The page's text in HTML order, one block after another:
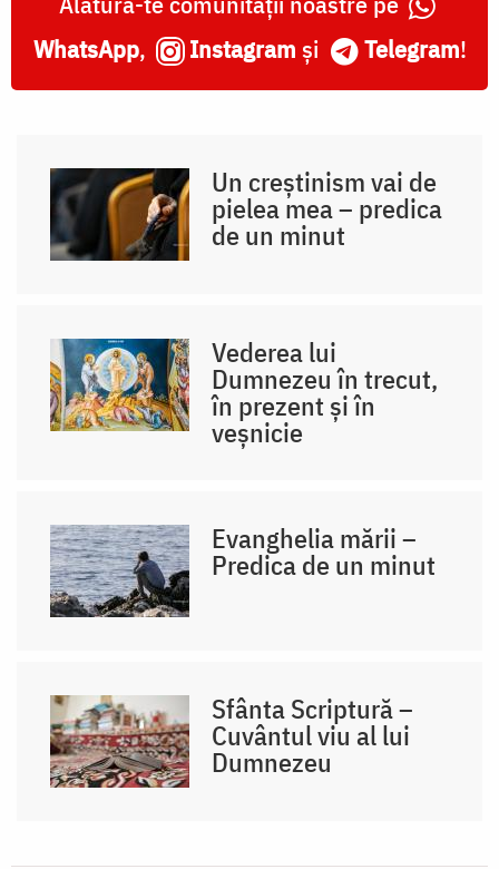
WhatsApp, Instagram și Telegram!
Un creștinism vai de
pielea mea – predica
de un minut
Vederea lui
Dumnezeu în trecut,
în prezent și în
veșnicie
Evanghelia mării –
Predica de un minut
Sfânta Scriptură –
Cuvântul viu al lui
Dumnezeu